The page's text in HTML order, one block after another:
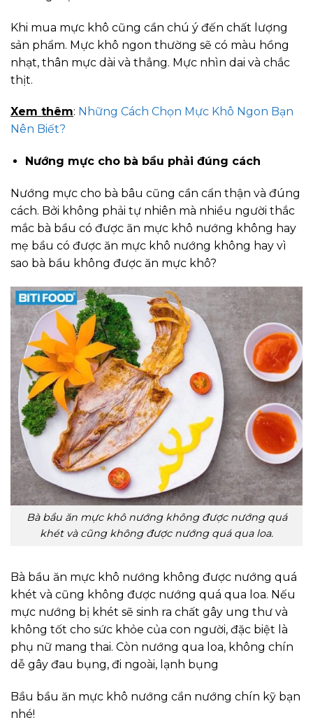
Khi mua mực khô cũng cần chú ý đến chất lượng
sản phẩm. Mực khô ngon thường sẽ có màu hồng
nhạt, thân mực dài và thẳng. Mực nhìn dai và chắc
thịt.
Xem thêm: Những Cách Chọn Mực Khô Ngon Bạn
Nên Biết?
Nướng mực cho bà bầu phải đúng cách
Nướng mực cho bà bâu cũng cần cẩn thận và đúng
cách. Bởi không phải tự nhiên mà nhiều người thắc
mắc bà bầu có được ăn mực khô nướng không hay
mẹ bầu có được ăn mực khô nướng không hay vì
sao bà bầu không được ăn mực khô?
Bà bầu ăn mực khô nướng không được nướng quá
khét và cũng không được nướng quá qua loa.
Bà bầu ăn mực khô nướng không được nướng quá
khét và cũng không được nướng quá qua loa. Nếu
mực nướng bị khét sẽ sinh ra chất gây ung thư và
không tốt cho sức khỏe của con người, đặc biệt là
phụ nữ mang thai. Còn nướng qua loa, không chín
dễ gây đau bụng, đi ngoài, lạnh bụng
Bầu bầu ăn mực khô nướng cần nướng chín kỹ bạn
nhé!